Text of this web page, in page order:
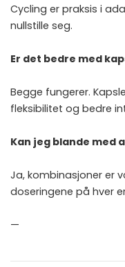
Cycling er praksis i
nullstille seg.
Er det bedre med
Begge fungerer.
fleksibilitet og bedre
Kan jeg blande med
Ja, kombinasjoner er
doseringene på hver
—